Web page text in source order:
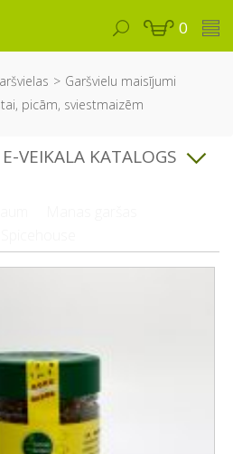
0
Garšvielu maisījumi
picām, sviestmaizēm
E-VEIKALA KATALOGS